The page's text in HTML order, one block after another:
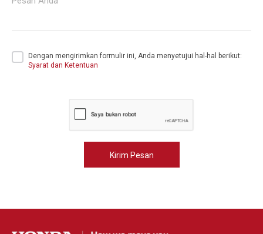
Dengan mengirimkan formulir ini, Anda menyetujui hal-hal berikut:
Syarat dan Ketentuan
Kirim Pesan